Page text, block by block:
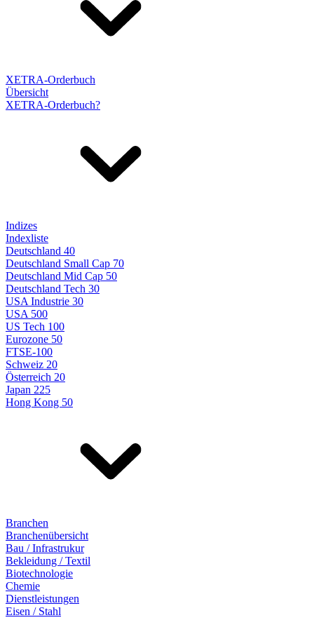
XETRA-Orderbuch
Übersicht
XETRA-Orderbuch?
Indizes
Indexliste
Deutschland 40
Deutschland Small Cap 70
Deutschland Mid Cap 50
Deutschland Tech 30
USA Industrie 30
USA 500
US Tech 100
Eurozone 50
FTSE-100
Schweiz 20
Österreich 20
Japan 225
Hong Kong 50
Branchen
Branchenübersicht
Bau / Infrastrukur
Bekleidung / Textil
Biotechnologie
Chemie
Dienstleistungen
Eisen / Stahl